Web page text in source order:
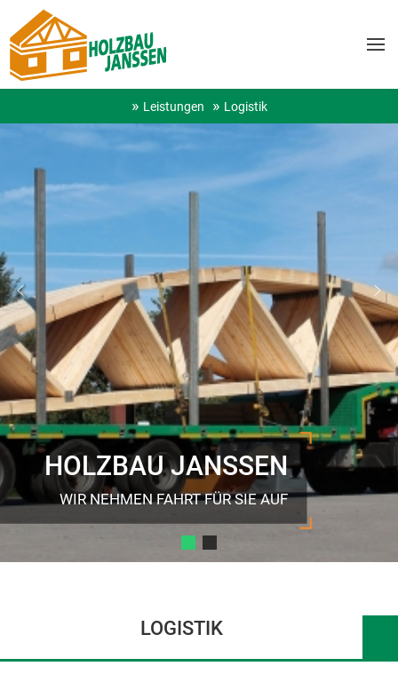
Leistungen Logistik
WIR NEHMEN FAHRT FÜR SIE AUF
HOLZBAU JANSSEN
LOGISTIK